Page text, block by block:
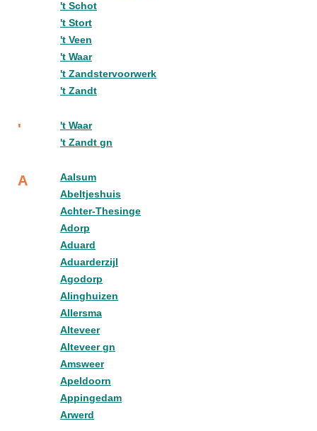
't Schot
't Stort
't Veen
't Waar
't Zandstervoorwerk
't Zandt
'
't Waar
't Zandt gn
A
Aalsum
Abeltjeshuis
Achter-Thesinge
Adorp
Aduard
Aduarderzijl
Agodorp
Alinghuizen
Allersma
Alteveer
Alteveer gn
Amsweer
Apeldoorn
Appingedam
Arwerd